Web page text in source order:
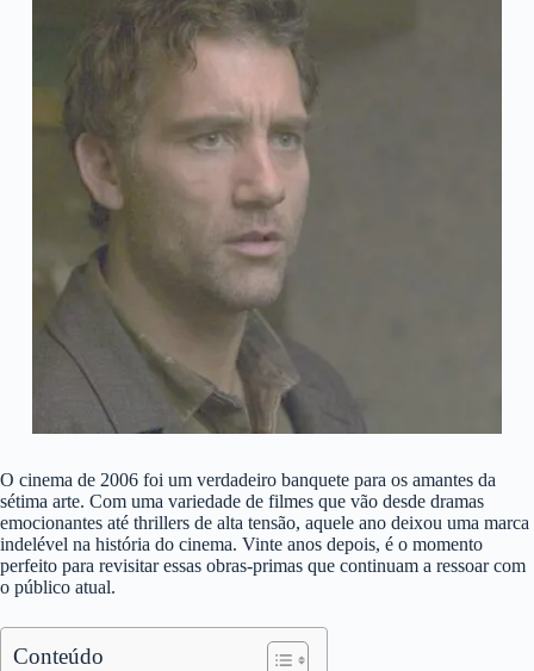
O cinema de 2006 foi um verdadeiro banquete para os amantes da
sétima arte. Com uma variedade de filmes que vão desde dramas
emocionantes até thrillers de alta tensão, aquele ano deixou uma marca
indelével na história do cinema. Vinte anos depois, é o momento
perfeito para revisitar essas obras-primas que continuam a ressoar com
o público atual.
Conteúdo